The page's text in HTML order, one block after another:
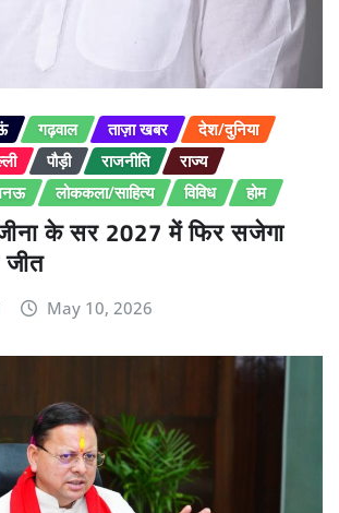
गढ़वाल ताज़ा खबर
देश/दुनिया
पौड़ी राजनीति
राज्य
लोककला/साहित्य विविध होम
के सर 2027 में फिर सजेगा
जीत
May 10, 2026